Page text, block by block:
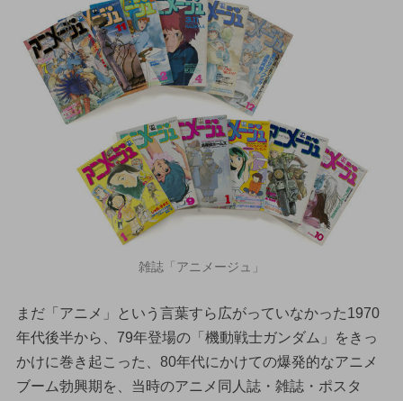
雑誌「アニメージュ」
まだ「アニメ」という言葉すら広がっていなかった1970
年代後半から、79年登場の「機動戦士ガンダム」をきっ
かけに巻き起こった、80年代にかけての爆発的なアニメ
ブーム勃興期を、当時のアニメ同人誌・雑誌・ポスタ